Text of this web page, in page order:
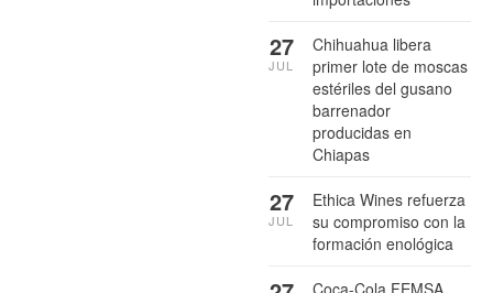
Chihuahua libera
primer lote de moscas
estériles del gusano
barrenador
producidas en
Chiapas
27
JUL
Ethica Wines refuerza
su compromiso con la
formación enológica
27
JUL